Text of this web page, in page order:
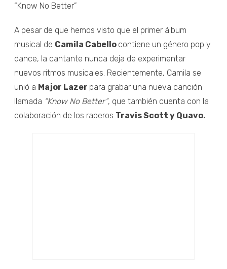
“Know No Better”
A pesar de que hemos visto que el primer álbum
musical de Camila Cabello contiene un género pop y
dance, la cantante nunca deja de experimentar
nuevos ritmos musicales. Recientemente, Camila se
unió a Major Lazer para grabar una nueva canción
llamada “Know No Better”, que también cuenta con la
colaboración de los raperos Travis Scott y Quavo.